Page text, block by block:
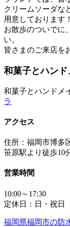
クリームソーダな
用意しております！
お散歩のついでに
い。
皆さまのご来店を
和菓子とハンド
和菓子とハンドメ
ラ
アクセス
住所：福岡市博多
笹原駅より徒歩10
営業時間
10:00～17:30
定休日：日・祝日
福岡県福岡市の防